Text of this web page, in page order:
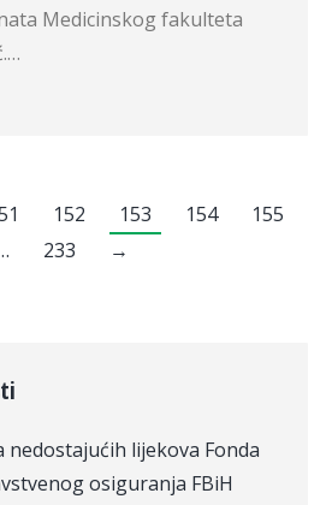
Medicinskog fakulteta
152 153 154
155
233 →
nedostajućih lijekova Fonda
osiguranja FBiH